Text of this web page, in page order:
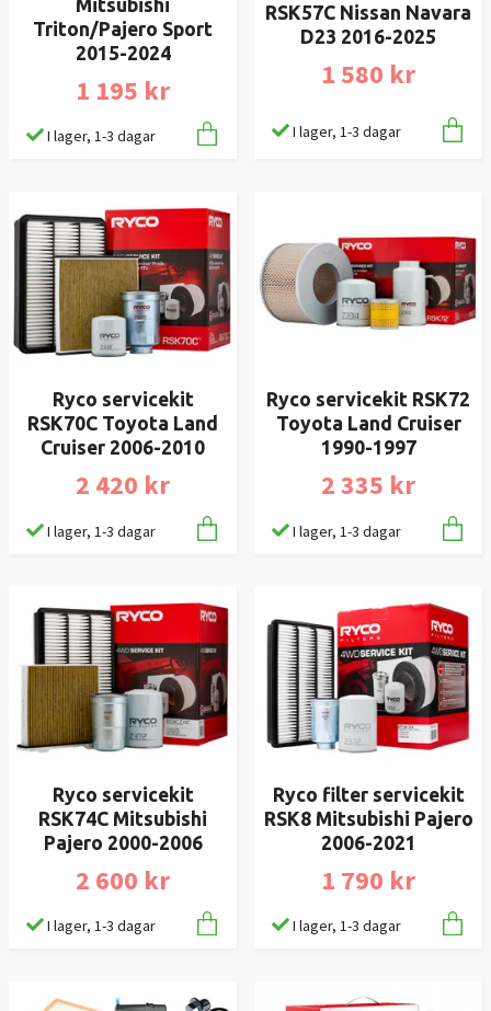
Mitsubishi
Triton/Pajero Sport
2015-2024
1 195 kr
I lager, 1-3 dagar
RSK57C Nissan Navara
D23 2016-2025
1 580 kr
I lager, 1-3 dagar
Ryco servicekit
RSK70C Toyota Land
Cruiser 2006-2010
2 420 kr
I lager, 1-3 dagar
Ryco servicekit RSK72
Toyota Land Cruiser
1990-1997
2 335 kr
I lager, 1-3 dagar
Ryco servicekit
RSK74C Mitsubishi
Pajero 2000-2006
2 600 kr
I lager, 1-3 dagar
Ryco filter servicekit
RSK8 Mitsubishi Pajero
2006-2021
1 790 kr
I lager, 1-3 dagar